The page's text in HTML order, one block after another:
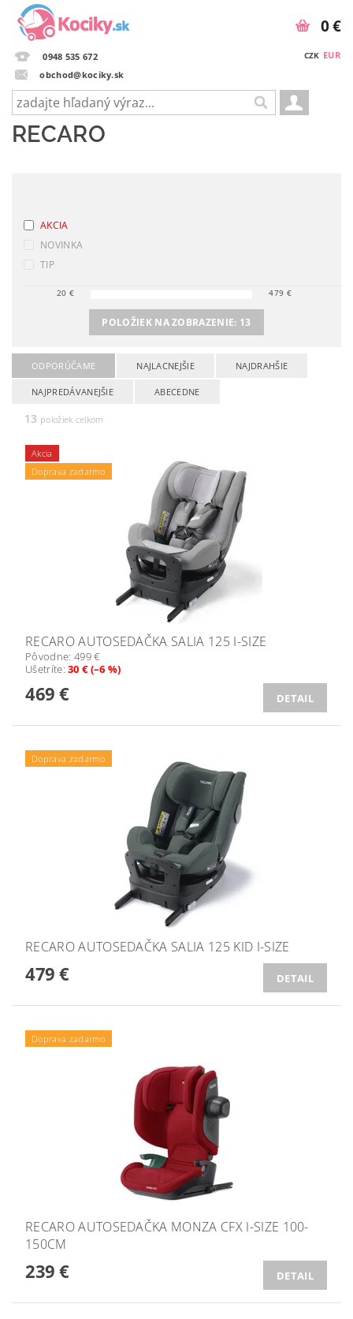
0948 535 672
obchod@kociky.sk
CZK EUR
0 €
RECARO
AKCIA
NOVINKA
TIP
20 € 479 €
POLOŽIEK NA ZOBRAZENIE: 13
ODPORÚČAME NAJLACNEJŠIE NAJDRAHŠIE
NAJPREDÁVANEJŠIE ABECEDNE
13 položiek celkom
Akcia
Doprava zadarmo
RECARO AUTOSEDAČKA SALIA 125 I-SIZE
Pôvodne: 499 €
Ušetríte:30 € (–6 %)
469 € DETAIL
Doprava zadarmo
RECARO AUTOSEDAČKA SALIA 125 KID I-SIZE
479 € DETAIL
Doprava zadarmo
RECARO AUTOSEDAČKA MONZA CFX I-SIZE 100-
150CM
239 € DETAIL